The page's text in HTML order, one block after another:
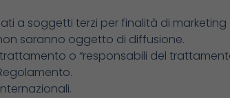
a soggetti terzi per finalità di
saranno oggetto di diffusione.
o “responsabili del